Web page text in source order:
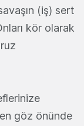
(iş) sert
kör olarak
göz önünde